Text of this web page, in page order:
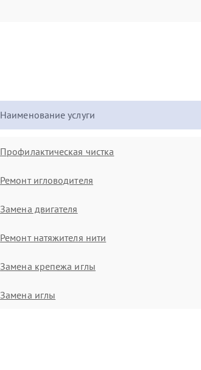
Наименование услуги
Профилактическая чистка
Ремонт игловодителя
Замена двигателя
Ремонт натяжителя нити
Замена крепежа иглы
Замена иглы